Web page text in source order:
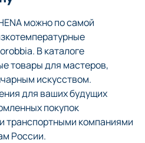
можно по самой
В каталоге
товары для мастеров,
искусством.
для ваших будущих
покупок
транспортными компаниями
России.